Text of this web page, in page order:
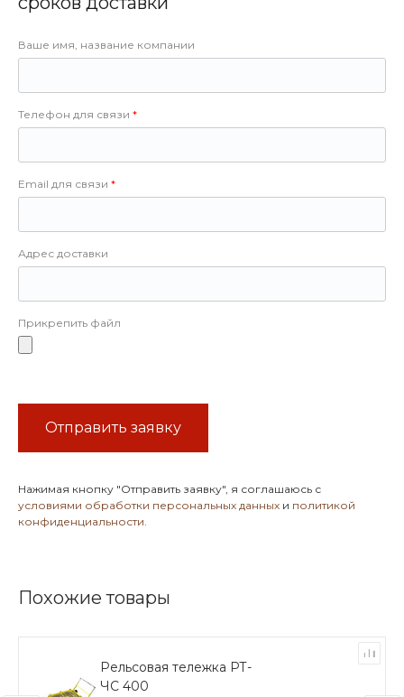
Ваше имя, название компании
Телефон для связи
Email для связи
Адрес доставки
Прикрепить файл
Отправить заявку
Нажимая кнопку "Отправить заявку" , я соглашаюсь с
условиями обработки персональных данных и политикой
конфиденциальности
Похожие товары
Рельсовая тележка РТ-
ЧС 400